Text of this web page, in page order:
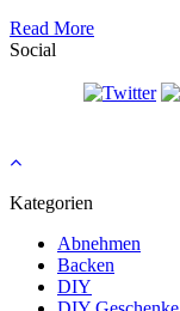
Read More
Social
Kategorien
Abnehmen
Backen
DIY